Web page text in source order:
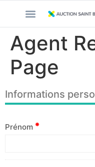
Agent
Page
Informations
Prénom